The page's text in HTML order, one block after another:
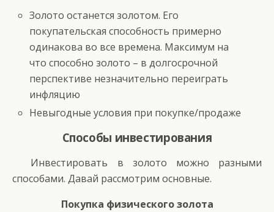
Золото останется золотом. Его
покупательская способность примерно
одинакова во все времена. Максимум на
что способно золото – в долгосрочной
перспективе незначительно переиграть
инфляцию
Невыгодные условия при покупке/продаже
Способы инвестирования
Инвестировать в золото можно разными
способами. Давай рассмотрим основные.
Покупка физического золота